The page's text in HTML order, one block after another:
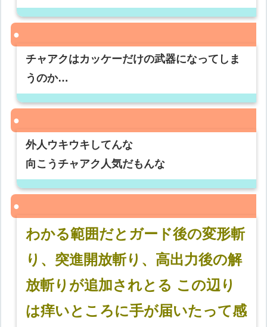
チャアクはカッケーだけの武器になってしま
うのか…
外人ウキウキしてんな
向こうチャアク人気だもんな
わかる範囲だとガード後の変形斬
り、突進開放斬り、高出力後の解
放斬りが追加されとる この辺り
は痒いところに手が届いたって感